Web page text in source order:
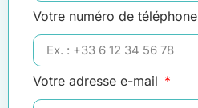
Votre numéro de téléphone
Votre adresse e-mail